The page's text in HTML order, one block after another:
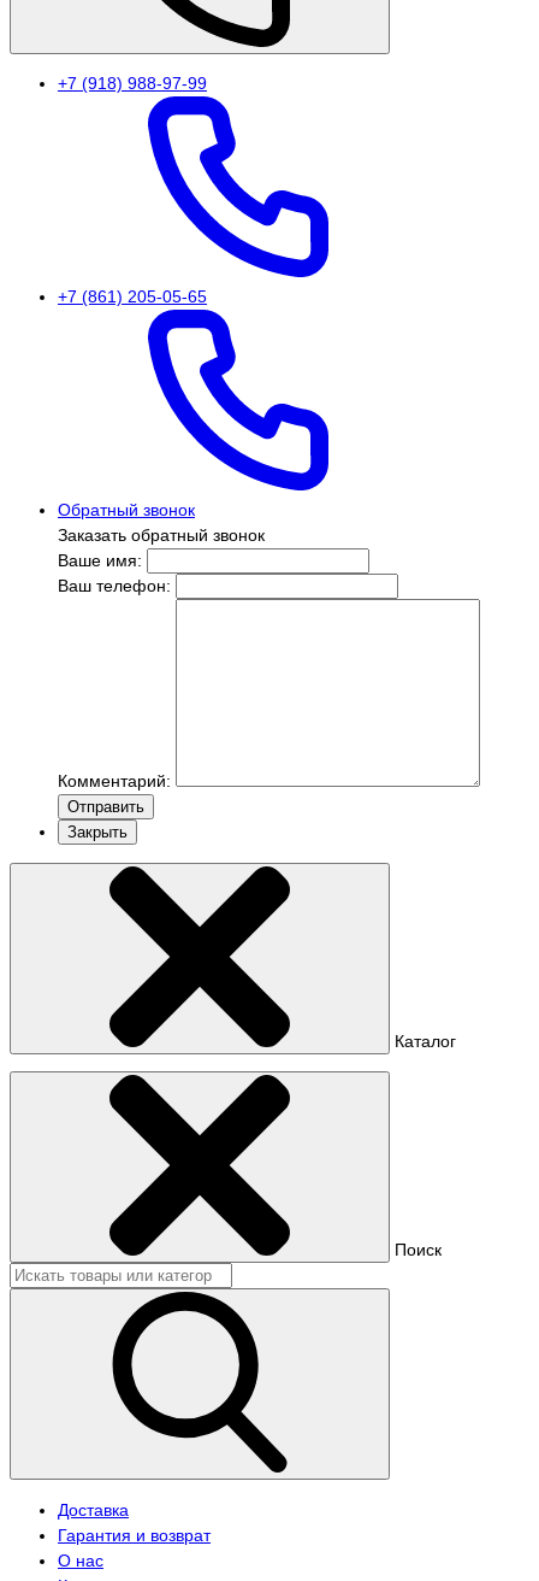
+7 (918) 988-97-99
+7 (861) 205-05-65
Обратный звонок
Заказать обратный звонок
Ваше имя:
Ваш телефон:
Комментарий:
Отправить
Закрыть
Каталог
Поиск
Доставка
Гарантия и возврат
О нас